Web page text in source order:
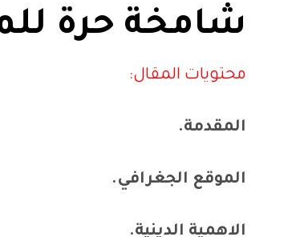
شامخة حرة
محتويات المقال:
المقدمة.
الموقع الجغرافي.
الاهمية الدينية.